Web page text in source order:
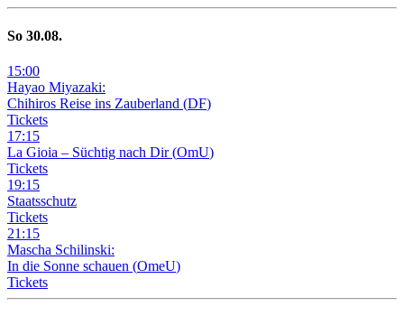
So 30.08.
15:00
Hayao Miyazaki:
Chihiros Reise ins Zauberland (DF)
Tickets
17:15
La Gioia – Süchtig nach Dir (OmU)
Tickets
19:15
Staatsschutz
Tickets
21 :15
Mascha Schilinski:
In die Sonne schauen (OmeU)
Tickets